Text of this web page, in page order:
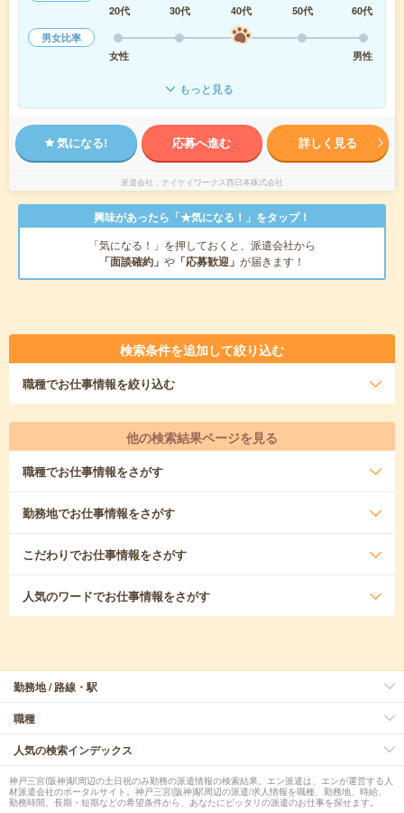
20代
30代 40代 50代
60代
男女比率
女性
男性
もっと見る
気になる! 応募へ進む 詳しく見る
派遣会社 テイケイワークス西日本株式会社
興味があったら「★気になる！」をタップ！
「気になる！」を押しておくと、派遣会社から
「面談確約」 や 「応募歓迎」 が届きます！
検索条件を追加して絞り込む
職種でお仕事情報を絞り込む
他の検索結果ページを見る
職種でお仕事情報をさがす
勤務地でお仕事情報をさがす
こだわりでお仕事情報をさがす
人気のワードでお仕事情報をさがす
勤務地 / 路線・駅
職種
人気の検索インデックス
神戸三宮(阪神)駅周辺の土日祝のみ勤務の派遣情報の検索結果。エン派遣は、エンが運営する人
材派遣会社のポータルサイト。神戸三宮(阪神)駅周辺の派遣/求人情報を職種、勤務地、時給、
勤務時間、長期・短期などの希望条件から、あなたにピッタリの派遣のお仕事を探せます。